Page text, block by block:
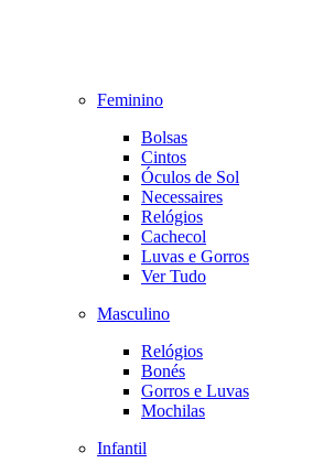
Feminino
Bolsas
Cintos
Óculos de Sol
Necessaires
Relógios
Cachecol
Luvas e Gorros
Ver Tudo
Masculino
Relógios
Bonés
Gorros e Luvas
Mochilas
Infantil